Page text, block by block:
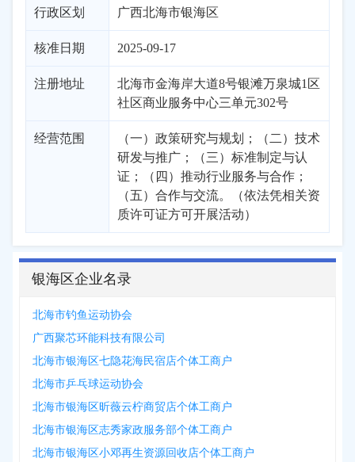
行政区划 广西北海市银海区
核准日期 2025-09-17
注册地址
北海市金海岸大道8号银滩万泉城1区
社区商业服务中心三单元302号
经营范围
（一）政策研究与规划；（二）技术
研发与推广；（三）标准制定与认
证；（四）推动行业服务与合作；
（五）合作与交流。（依法凭相关资
质许可证方可开展活动）
银海区企业名录
北海市钓鱼运动协会
广西聚芯环能科技有限公司
北海市银海区七隐花海民宿店个体工商户
北海市乒乓球运动协会
北海市银海区昕薇云柠商贸店个体工商户
北海市银海区志秀家政服务部个体工商户
北海市银海区小邓再生资源回收店个体工商户